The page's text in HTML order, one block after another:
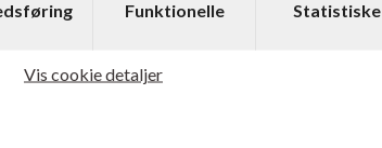
Funktionelle Statistiske
Vis cookie detaljer
stk